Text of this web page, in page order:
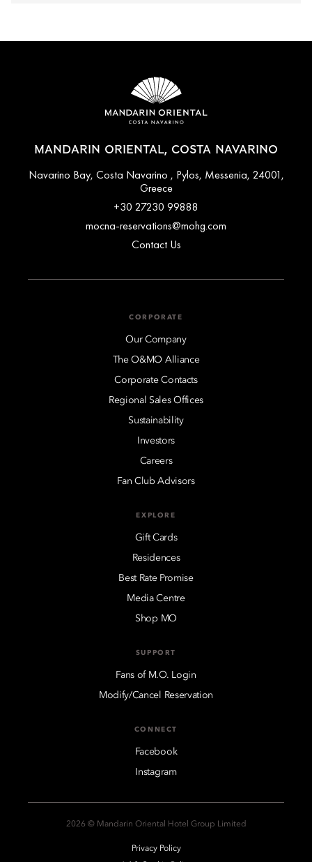
MANDARIN ORIENTAL, COSTA NAVARINO
Navarino Bay, Costa Navarino , Pylos, Messenia, 24001,
Greece
+30 27230 99888
mocna-reservations@mohg.com
Contact Us
CORPORATE
Our Company
The O&MO Alliance
Corporate Contacts
Regional Sales Offices
Sustainability
Investors
Careers
Fan Club Advisors
EXPLORE
Gift Cards
Residences
Best Rate Promise
Media Centre
Shop MO
SUPPORT
Fans of M.O. Login
Modify/Cancel Reservation
CONNECT
Facebook
Instagram
2026 © Mandarin Oriental Hotel Group Limited
Privacy Policy